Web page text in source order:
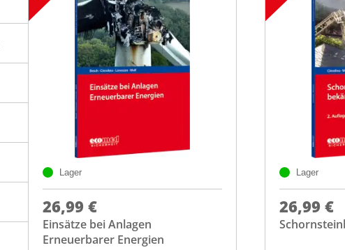
Lager
26,99 €
Einsätze bei Anlagen
Erneuerbarer Energien
Lager
26,99 €